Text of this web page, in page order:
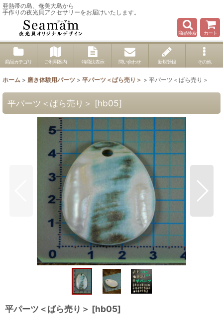
亜熱帯の島、奄美大島から
手作りの夜光貝アクセサリーをお届けいたします。
商品検索 カート
商品カテゴリ ご利用案内 特商法表示 問い合わせ 新規登録 その他
ホーム > 磨き体験用パーツ > 平パーツ＜ばら売り＞ > 平パーツ＜ばら売り＞
平パーツ＜ばら売り＞ [hb05]
平パーツ＜ばら売り＞ [hb05]